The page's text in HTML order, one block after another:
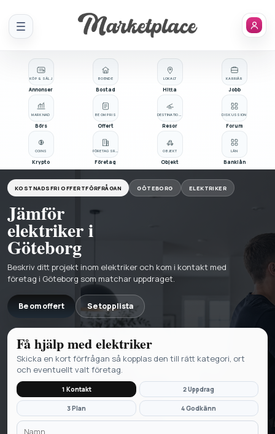
Meny
KÖP & SÄLJ
Annonser
BOENDE
Bostad
OBJEKT
Objekt
BE OM PRIS
Offert
Företag
LÅN
Banklån
MARKNAD
Börs
LOKALT
Hitta
KARRIÄR
Jobb
Resor
COINS
Krypto
DISKUSSION
Forum
KOSTNADSFRI OFFERTFÖRFRÅGAN GÖTEBORG ELEKTRIKER
Jämför
elektriker i
Göteborg
Beskriv ditt projekt inom elektriker och kom i kontakt med
företag i Göteborg som matchar uppdraget.
Be om offert Se topplista
Få hjälp medelektriker
Skicka en kort förfrågan så kopplas den till rätt kategori, ort
och eventuellt valt företag.
1 Kontakt 2 Uppdrag
3 Plan 4 Godkänn